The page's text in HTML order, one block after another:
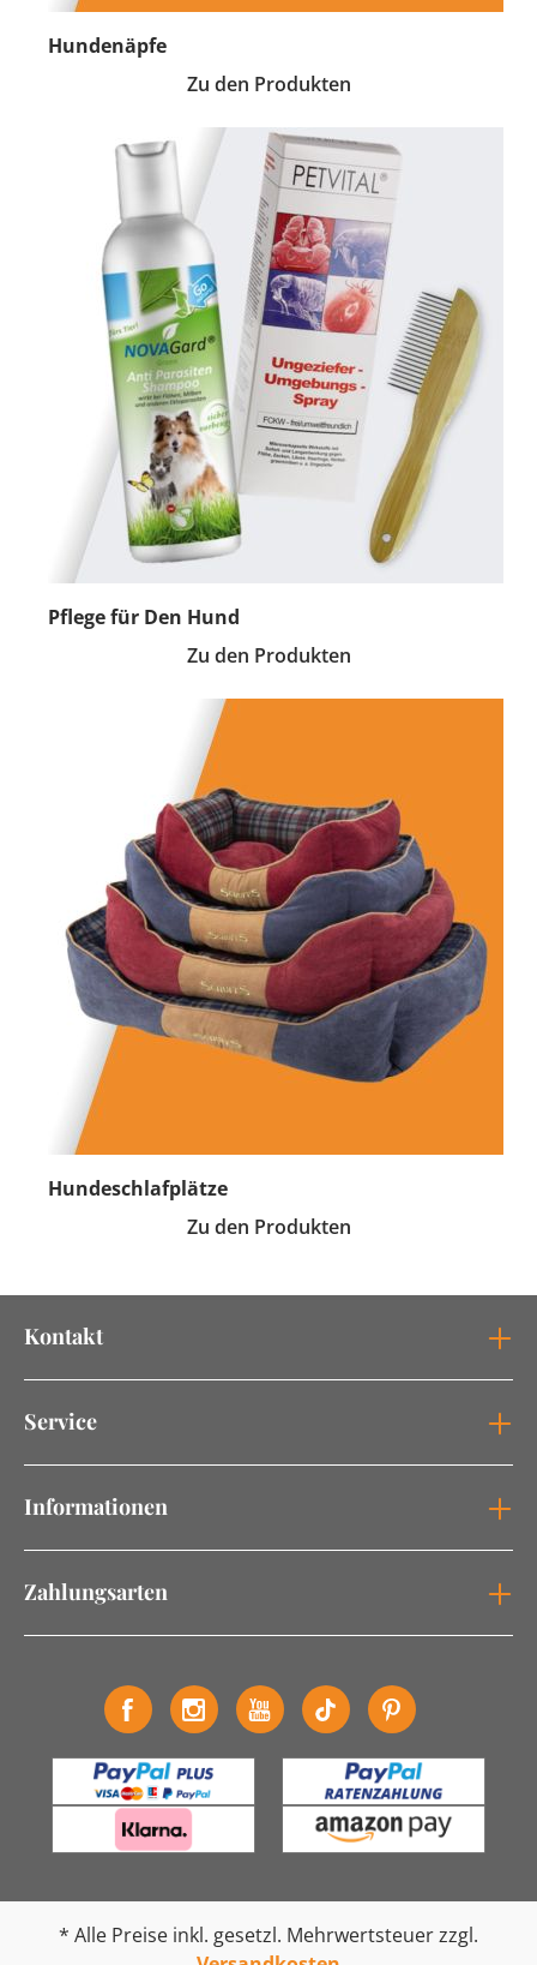
Hundenäpfe
Zu den Produkten
Pflege für Den Hund
Zu den Produkten
Hundeschlafplätze
Zu den Produkten
Kontakt
Service
Informationen
Zahlungsarten
* Alle Preise inkl. gesetzl. Mehrwertsteuer zzgl.